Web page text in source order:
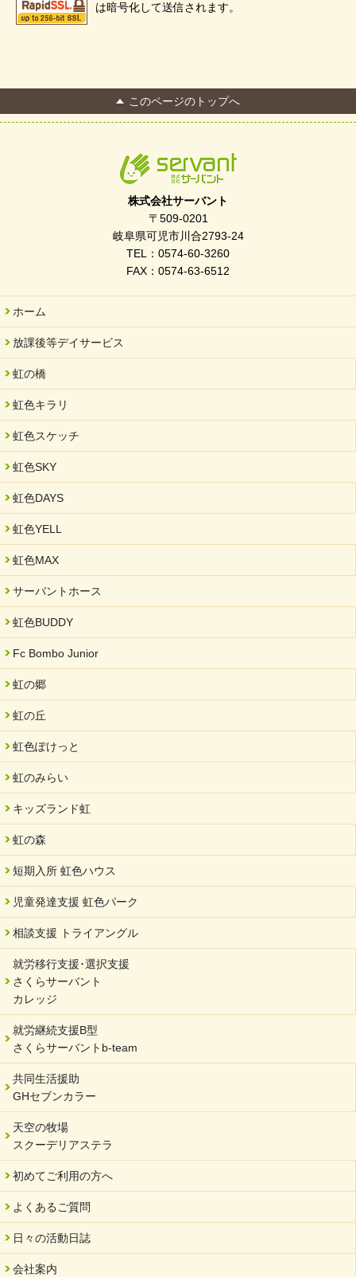
は暗号化して送信されます。
このページのトップへ
株式会社サーバント
〒509-0201
岐阜県可児市川合2793-24
TEL：0574-60-3260
FAX：0574-63-6512
ホーム
放課後等デイサービス
虹の橋
虹色キラリ
虹色スケッチ
虹色SKY
虹色DAYS
虹色YELL
虹色MAX
サーバントホース
虹色BUDDY
Fc Bombo Junior
虹の郷
虹の丘
虹色ぽけっと
虹のみらい
キッズランド虹
虹の森
短期入所 虹色ハウス
児童発達支援 虹色パーク
相談支援 トライアングル
就労移行支援･選択支援
さくらサーバント
カレッジ
就労継続支援B型
さくらサーバントb-team
共同生活援助
GHセブンカラー
天空の牧場
スクーデリアステラ
初めてご利用の方へ
よくあるご質問
日々の活動日誌
会社案内